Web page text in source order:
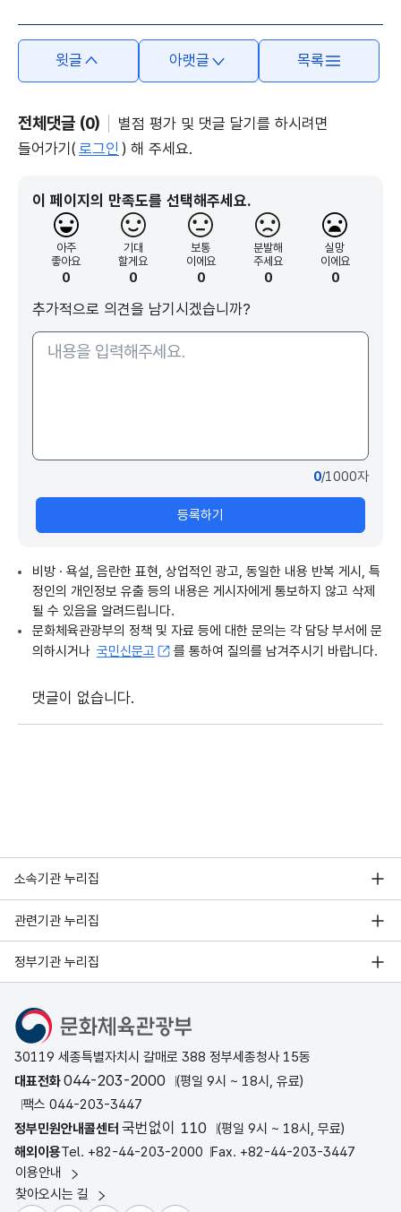
윗글 아랫글 목록
전체댓글 (0)
별점 평가 및 댓글 달기를 하시려면
들어가기( 로그인 ) 해 주세요.
이 페이지의 만족도를 선택해주세요.
아주
좋아요
0
기대
할게요
0
보통
이에요
0
분발해
주세요
0
실망
이에요
0
추가적으로 의견을 남기시겠습니까?
0/1000자
등록하기
비방 · 욕설, 음란한 표현, 상업적인 광고, 동일한 내용 반복 게시, 특
정인의 개인정보 유출 등의 내용은 게시자에게 통보하지 않고 삭제
될 수 있음을 알려드립니다.
문화체육관광부의 정책 및 자료 등에 대한 문의는 각 담당 부서에 문
의하시거나 국민신문고 를 통하여 질의를 남겨주시기 바랍니다.
댓글이 없습니다.
소속기관 누리집
관련기관 누리집
정부기관 누리집
문화체육관광부
30119 세종특별자치시 갈매로 388 정부세종청사 15동
대표전화044-203-2000
(평일 9시 ~ 18시, 유료)
팩스 044-203-3447
정부민원안내콜센터 국번없이 110
(평일 9시 ~ 18시, 무료)
해외이용Tel. +82-44-203-2000 Fax. +82-44-203-3447
이용안내
찾아오시는 길